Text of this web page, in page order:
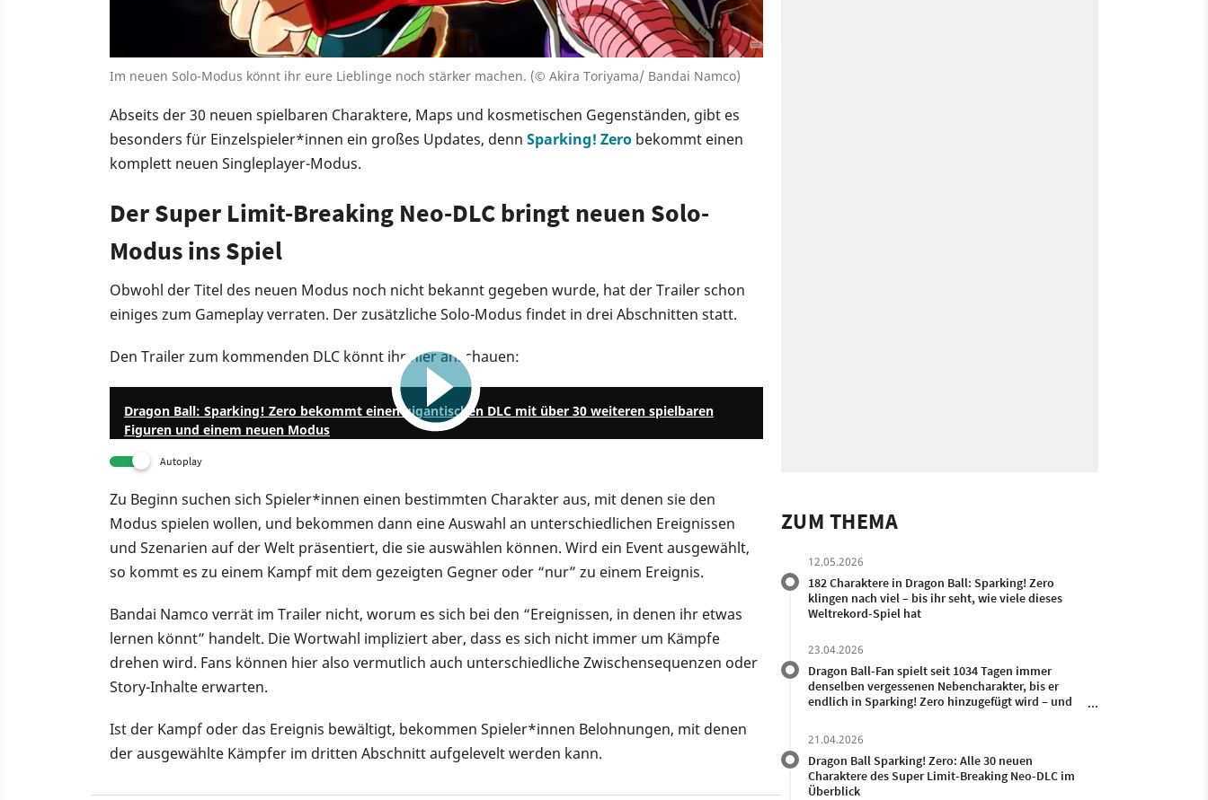
Im neuen Solo-Modus könnt ihr eure Lieblinge noch stärker machen. (© Akira Toriyama/ Bandai Namco)
Abseits der 30 neuen spielbaren Charaktere, Maps und kosmetischen Gegenständen, gibt es
besonders für Einzelspieler*innen ein großes Updates, denn Sparking! Zero bekommt einen
komplett neuen Singleplayer-Modus.
Der Super Limit-Breaking Neo-DLC bringt neuen Solo-
Modus ins Spiel
Obwohl der Titel des neuen Modus noch nicht bekannt gegeben wurde, hat der Trailer schon
einiges zum Gameplay verraten. Der zusätzliche Solo-Modus findet in drei Abschnitten statt.
Den Trailer zum kommenden DLC könnt ihr hier anschauen:
Dragon Ball: Sparking! Zero bekommt einen gigantischen DLC mit über 30 weiteren spielbaren
Figuren und einem neuen Modus
Autoplay
Zu Beginn suchen sich Spieler*innen einen bestimmten Charakter aus, mit denen sie den
Modus spielen wollen, und bekommen dann eine Auswahl an unterschiedlichen Ereignissen
und Szenarien auf der Welt präsentiert, die sie auswählen können. Wird ein Event ausgewählt,
so kommt es zu einem Kampf mit dem gezeigten Gegner oder “nur” zu einem Ereignis.
Bandai Namco verrät im Trailer nicht, worum es sich bei den “Ereignissen, in denen ihr etwas
lernen könnt” handelt. Die Wortwahl impliziert aber, dass es sich nicht immer um Kämpfe
drehen wird. Fans können hier also vermutlich auch unterschiedliche Zwischensequenzen oder
Story-Inhalte erwarten.
Ist der Kampf oder das Ereignis bewältigt, bekommen Spieler*innen Belohnungen, mit denen
der ausgewählte Kämpfer im dritten Abschnitt aufgelevelt werden kann.
ZUM THEMA
12.05.2026
182 Charaktere in Dragon Ball: Sparking! Zero
klingen nach viel – bis ihr seht, wie viele dieses
Weltrekord-Spiel hat
23.04.2026
Dragon Ball-Fan spielt seit 1034 Tagen immer
denselben vergessenen Nebencharakter, bis er
endlich in Sparking! Zero hinzugefügt wird – und
21.04.2026
Dragon Ball Sparking! Zero: Alle 30 neuen
Charaktere des Super Limit-Breaking Neo-DLC im
Überblick